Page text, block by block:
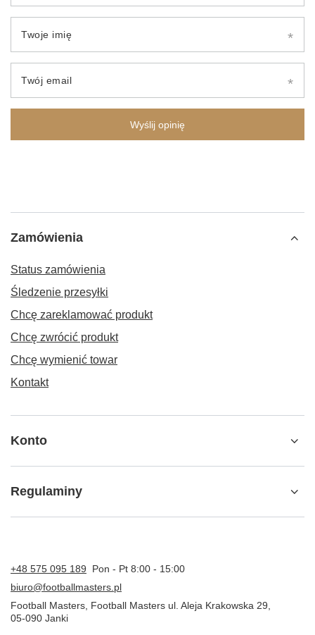
Twoje imię
Twój email
Wyślij opinię
Zamówienia
Status zamówienia
Śledzenie przesyłki
Chcę zareklamować produkt
Chcę zwrócić produkt
Chcę wymienić towar
Kontakt
Konto
Regulaminy
+48 575 095 189
Pon - Pt 8:00 - 15:00
biuro@footballmasters.pl
Football Masters Football Masters ul. Aleja Krakowska 29
05-090 Janki